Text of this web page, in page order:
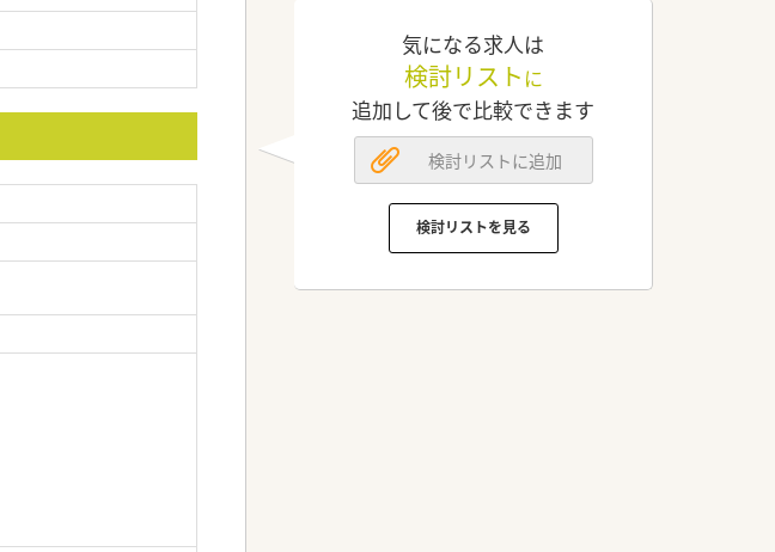
気になる求人は
検討リスト に
追加して後で比較できます
検討リストに追加
検討リストを見る